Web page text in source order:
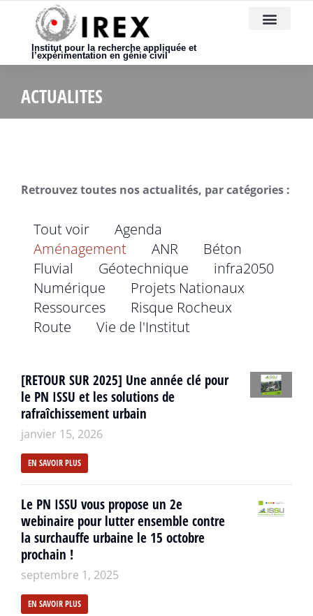
Institut pour la recherche appliquée et
l’expérimentation en génie civil
ACTUALITES
Retrouvez toutes nos actualités, par catégories :
Tout voir
Agenda
Aménagement
ANR
Béton
Fluvial
Géotechnique
infra2050
Numérique
Projets Nationaux
Ressources
Risque Rocheux
Route
Vie de l'Institut
[RETOUR SUR 2025] Une année clé pour
le PN ISSU et les solutions de
rafraîchissement urbain
janvier 15, 2026
EN SAVOIR PLUS
Le PN ISSU vous propose un 2e
webinaire pour lutter ensemble contre
la surchauffe urbaine le 15 octobre
prochain !
septembre 1, 2025
EN SAVOIR PLUS